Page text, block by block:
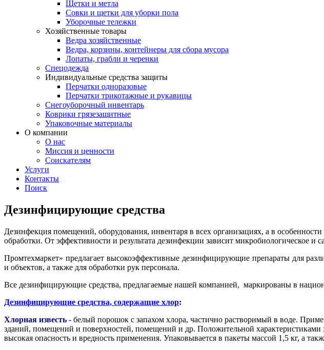
Щетки и метла
Совки и щетки для уборки пола
Уборочные тележки
Хозяйственные товары
Ведра хозяйственные
Ведра, корзины, контейнеры для сбора мусора
Лопаты, грабли и черенки
Спецодежда
Индивидуальные средства защиты
Перчатки одноразовые
Перчатки трикотажные и рукавицы
Снегоуборочный инвентарь
Коврики грязезащитные
Упаковочные материалы
О компании
О нас
Миссия и ценности
Соискателям
Услуги
Контакты
Поиск
Дезинфицирующие средства
Дезинфекция помещений, оборудования, инвентаря в всех организациях, а в
обработки. От эффективности и результата дезинфекции зависит микробиологическое и
Промтехмаркет» предлагает высокоэффективные дезинфицирующие препараты для
и объектов, а также для обработки рук персонала.
Все дезинфицирующие средства, предлагаемые нашей компанией, маркированы в
Дезинфицирующие средства, содержащие хлор:
Хлорная известь - белый порошок с запахом хлора, частично растворимый в воде.
зданий, помещений и поверхностей, помещений и др. Положительной характеристиками
высокая опасность и вредность применения. Упаковывается в пакеты массой 1,5 кг, а